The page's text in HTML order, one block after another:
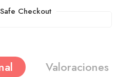
Checkout
Valoraciones